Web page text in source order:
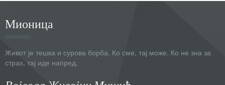
Мионица
Живот је тешка и сурова борба. Ко сме, тај може. Ко не зна за
страх, тај иде напред.